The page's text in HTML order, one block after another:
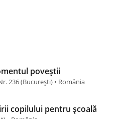
poveștii
236 (Bucureşti) • România
copilului pentru școală